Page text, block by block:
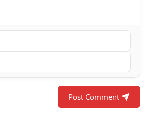
Post Comment